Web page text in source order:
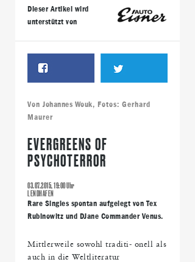
Dieser Artikel wird
unterstützt von
Von Johannes Wouk, Fotos: Gerhard
Maurer
EVERGREENS OF
PSYCHOTERROR
03.07.2015, 19:00 Uhr
LENDHAFEN
Rare Singles spontan aufgelegt von Tex
Rubinowitz und DJane Commander Venus.
Mittlerweile sowohl traditi- onell als
auch in die Weltliteratur